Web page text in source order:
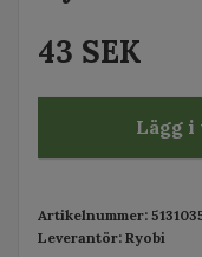
43 SEK
Lägg i
Artikelnummer:
Leverantör: Ryobi